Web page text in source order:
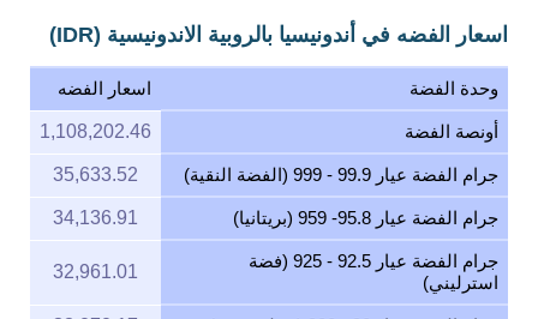
اسعار الفضه في أندونيسيا بالروبية الاندونيسية (IDR)
وحدة الفضة اسعار الفضه
أونصة الفضة 1,108,202.46
جرام الفضة عيار 99.9 - 999 (الفضة النقية) 35,633.52
جرام الفضة عيار 95.8- 959 (بريتانيا) 34,136.91
جرام الفضة عيار 92.5 - 925 (فضة
استرليني)
32,961.01